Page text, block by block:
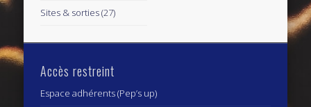
Sites & sorties(27)
Accès restreint
Espace adhérents (Pep’s up)